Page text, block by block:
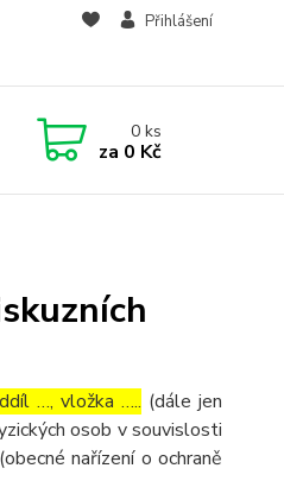
Přihlášení
0ks
za 0 Kč
…, vložka ….. (dále jen
osob v souvislosti
nařízení o ochraně